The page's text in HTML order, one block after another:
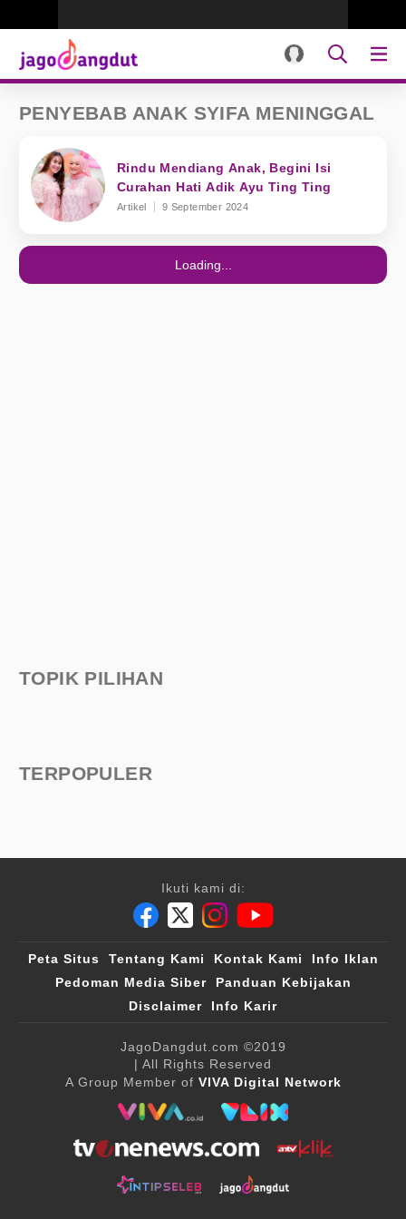
PENYEBAB ANAK SYIFA MENINGGAL
Rindu Mendiang Anak, Begini Isi
Curahan Hati Adik Ayu Ting Ting
Artikel 9 September 2024
Loading...
TOPIK PILIHAN
TERPOPULER
Ikuti kami di:
Peta Situs Tentang Kami Kontak Kami
Info Iklan
Pedoman Media Siber
Panduan Kebijakan
Disclaimer
Info Karir
JagoDangdut.com ©2019
| All Rights Reserved
A Group Member of VIVA Digital Network